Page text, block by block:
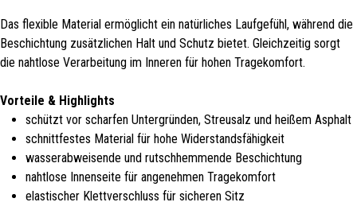
Das flexible Material ermöglicht ein natürliches Laufgefühl, während die
Beschichtung zusätzlichen Halt und Schutz bietet. Gleichzeitig sorgt
die nahtlose Verarbeitung im Inneren für hohen Tragekomfort.
Vorteile & Highlights
schützt vor scharfen Untergründen, Streusalz und heißem Asphalt
schnittfestes Material für hohe Widerstandsfähigkeit
wasserabweisende und rutschhemmende Beschichtung
nahtlose Innenseite für angenehmen Tragekomfort
elastischer Klettverschluss für sicheren Sitz